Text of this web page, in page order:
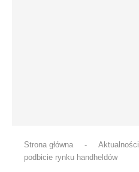
Strona główna - Aktualności
podbicie rynku handheldów